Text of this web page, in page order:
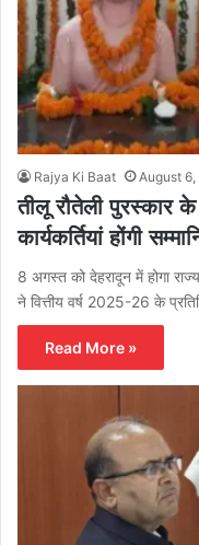
Rajya Ki Baat August
तीलू रौतेली पुरस्कार
कार्यकर्तियां होंगी
8 अगस्त को देहरादून में होगा
ने वित्तीय वर्ष 2025-26 के
Read More »